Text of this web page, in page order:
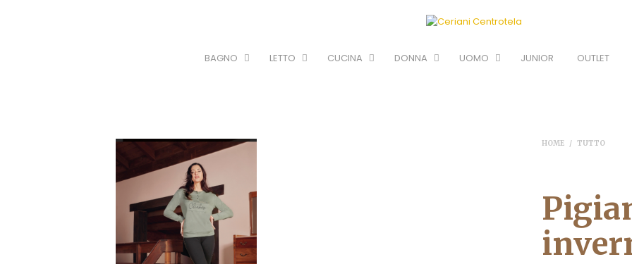
BAGNO LETTO CUCINA DONNA UOMO JUNIOR OUTLET
HOME / TUTTO